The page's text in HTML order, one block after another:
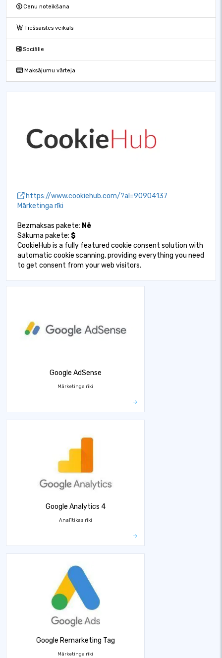
Cenu noteikšana
Tiešsaistes veikals
Sociālie
Maksājumu vārteja
https://www.cookiehub.com/?al=90904137
Mārketinga rīki
Bezmaksas pakete: Nē
Sākuma pakete: $
CookieHub is a fully featured cookie consent solution with
automatic cookie scanning, providing everything you need
to get consent from your web visitors.
Google AdSense
Mārketinga rīki
Google Analytics 4
Analītikas rīki
Google Remarketing Tag
Mārketinga rīki